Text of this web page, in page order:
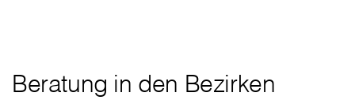
Beratung in den Bezirken